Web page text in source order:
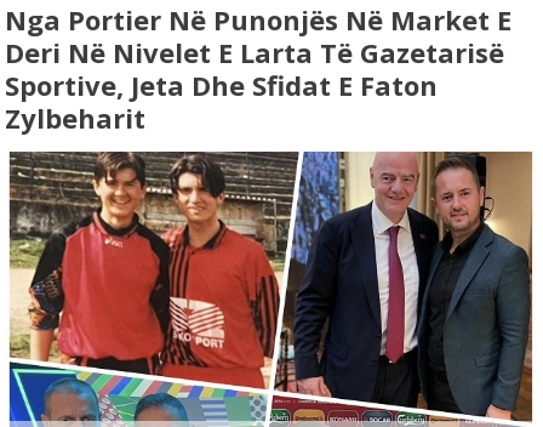
Nga Portier Në Punonjës Në Market E
Deri Në Nivelet E Larta Të Gazetarisë
Sportive, Jeta Dhe Sfidat E Faton
Zylbeharit